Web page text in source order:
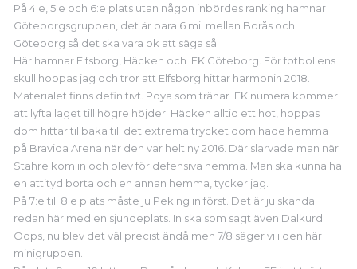
På 4:e, 5:e och 6:e plats utan någon inbördes ranking hamnar
Göteborgsgruppen, det är bara 6 mil mellan Borås och
Göteborg så det ska vara ok att säga så.
Här hamnar Elfsborg, Häcken och IFK Göteborg. För fotbollens
skull hoppas jag och tror att Elfsborg hittar harmonin 2018.
Materialet finns definitivt. Poya som tränar IFK numera kommer
att lyfta laget till högre höjder. Häcken alltid ett hot, hoppas
dom hittar tillbaka till det extrema trycket dom hade hemma
på Bravida Arena när den var helt ny 2016. Där slarvade man när
Stahre kom in och blev för defensiva hemma. Man ska kunna ha
en attityd borta och en annan hemma, tycker jag.
På 7:e till 8:e plats måste ju Peking in först. Det är ju skandal
redan här med en sjundeplats. In ska som sagt även Dalkurd.
Oops, nu blev det väl precist ändå men 7/8 säger vi i den här
minigruppen.